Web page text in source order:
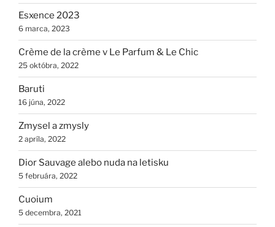
Esxence 2023
6 marca, 2023
Crème de la crème v Le Parfum & Le Chic
25 októbra, 2022
Baruti
16 júna, 2022
Zmysel a zmysly
2 apríla, 2022
Dior Sauvage alebo nuda na letisku
5 februára, 2022
Cuoium
5 decembra, 2021